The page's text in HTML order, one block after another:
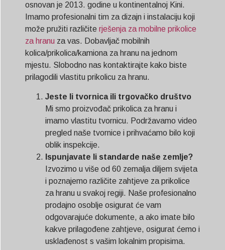
osnovan je 2013. godine u kontinentalnoj Kini.
Imamo profesionalni tim za dizajn i instalaciju koji
može pružiti različite rješenja za mobilne prikolice
za hranu za vas. Dobavljač mobilnih
kolica/prikolica/kamiona za hranu na jednom
mjestu. Slobodno nas kontaktirajte kako biste
prilagodili vlastitu prikolicu za hranu.
Jeste li tvornica ili trgovačko društvo
Mi smo proizvođač prikolica za hranu i
imamo vlastitu tvornicu. Podržavamo video
pregled naše tvornice i prihvaćamo bilo koji
oblik inspekcije.
Ispunjavate li standarde naše zemlje?
Izvozimo u više od 60 zemalja diljem svijeta
i poznajemo različite zahtjeve za prikolice
za hranu u svakoj regiji. Naše profesionalno
prodajno osoblje osigurat će vam
odgovarajuće dokumente, a ako imate bilo
kakve prilagođene zahtjeve, osigurat ćemo i
usklađenost s vašim lokalnim propisima.
Čeština
Slovenščina
Latviešu valoda
Dansk
Српски језик
Norsk nynorsk
Eesti
Български
Nederlands (België)
हिन्दी
Norsk bokmål
Slovenčina
Svenska